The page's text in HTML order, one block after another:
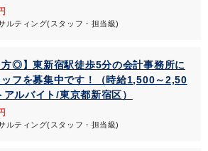
ルティング(スタッフ・担当級)
方◎】東新宿駅徒歩5分の会計事務所に
フを募集中です！（時給1,500～2,50
ルバイト/東京都新宿区）
ルティング(スタッフ・担当級)